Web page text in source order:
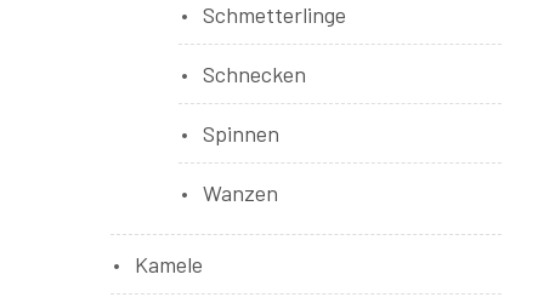
Schmetterlinge
Schnecken
Spinnen
Wanzen
Kamele